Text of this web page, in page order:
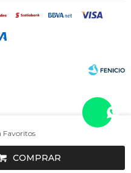
COMPRAR